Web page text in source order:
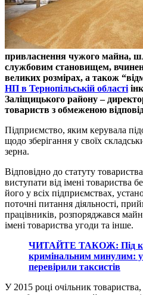
привласнення чужого майна,
службовим становищем,
великих розмірах, а також
НП в Тернопільській області
Заліщицького району –
товариств з обмеженою
Підприємство, яким керувала
щодо зберігання у своїх
зерна.
Відповідно до статуту
виступати від імені товариства
його у всіх підприємствах,
поточні питання діяльності,
працівників, розпоряджався
імені товариства угоди та інше.
ЧИТАЙТЕ ТАКОЖ: Під
кримінальним минулим: у
перевірили таксистів
У 2015 році очільник